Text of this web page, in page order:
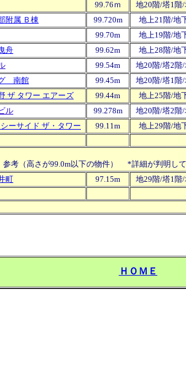
99.76ｍ
地20階/塔1階
附属 Ｂ棟
99.720m
地上21階/地
99.70m
地上19階/地
舟
99.62m
地上28階/地
99.54m
地20階/塔2階
南館
99.45m
地20階/塔1階
ザ タワー エアーズ 99.44m
地上25階/地
ル
99.278m
地20階/塔2階
ーサイド ザ・タワー
99.11m 地上29階/地
参考（高さが99.0m以下の物件） *詳細が判明し
町
97.15m 地29階/塔1階
ＨＯＭＥ